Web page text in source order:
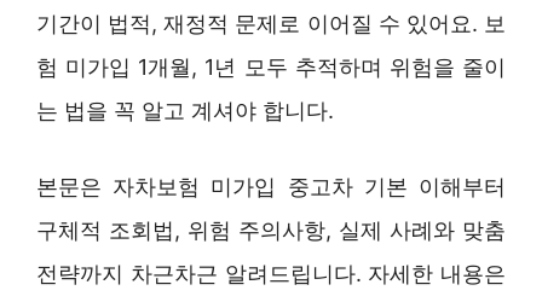
기간이 법적, 재정적 문제로 이어질 수 있어요. 보
험 미가입 1개월, 1년 모두 추적하며 위험을 줄이
는 법을 꼭 알고 계셔야 합니다.
본문은 자차보험 미가입 중고차 기본 이해부터
구체적 조회법, 위험 주의사항, 실제 사례와 맞춤
전략까지 차근차근 알려드립니다. 자세한 내용은